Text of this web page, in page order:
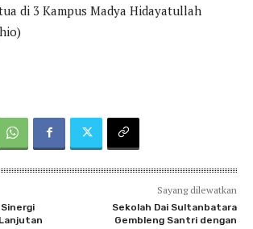
di 3 Kampus Madya Hidayatullah
Sayang dilewatkan
Sekolah Dai Sultanbatara
Gembleng Santri dengan